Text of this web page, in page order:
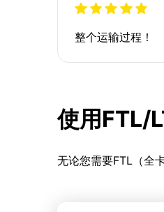
整个运输过程！
使用FTL/
无论您需要FTL（全